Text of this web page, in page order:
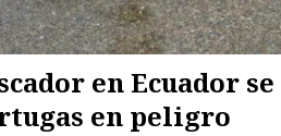
en Ecuador
en peligro